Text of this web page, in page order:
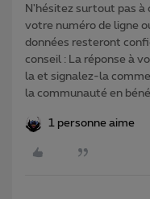
N'hésitez surtout pas
votre numéro de ligne
données resteront
conseil : La réponse à
la et signalez-la comme
la communauté en
1 personne aime